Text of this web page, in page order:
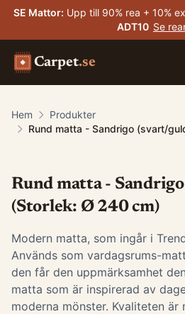
SE Mattor: Upp till 90% rea + 10%
ADT10 Se
Carpet.se
Hem
Produkter
Rund matta - Sandrigo (svart/
Rund matta -
(Storlek: Ø 240 cm)
Modern matta, som ingår i
Används som vardagsrums-
den får den uppmärksamhet
matta som är inspirerad av
moderna mönster. Kvaliteten